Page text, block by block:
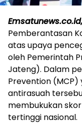
Pemberantasan
atas upaya
oleh Pemerintah
Jateng). Dalam
Prevention
antirasuah
membukukan
tertinggi nasional.